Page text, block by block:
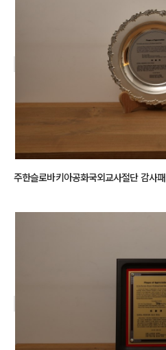
주한슬로바키아공화국외교사절단 감사패